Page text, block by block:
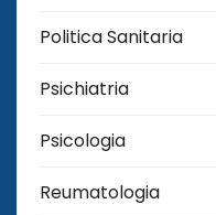
Politica Sanitaria
Psichiatria
Psicologia
Reumatologia